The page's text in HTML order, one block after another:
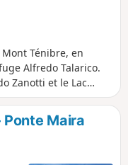
Ténibre, en
Alfredo Talarico.
Zanotti et le Lac
le Pas de Ténibre
Maira